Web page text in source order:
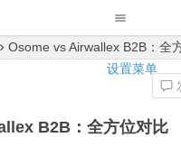
设置菜单
Osome vs Airwallex B2B：全
B2B：全方位对比